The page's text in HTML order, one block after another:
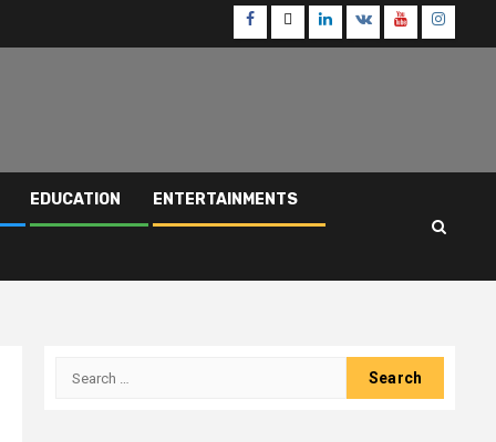
Facebook
TwitterLinkedin
VK Youtube
EDUCATION ENTERTAINMENTS
Search